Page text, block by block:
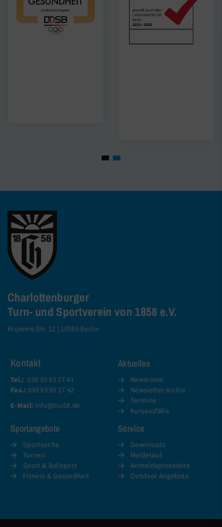
Charlottenburger
Turn- und Sportverein von 1858 e.V.
Krumme Str. 12 | 10585 Berlin
Kontakt
Tel.: 030 93 93 17 41
Fax.:030 93 93 17 42
E-Mail: info@tsv58.de
Aktuelles
Newsroom
Newsletter Archiv
Termine
Kursausfälle
Sportangebote
Sportsuche
Turnen
Sport & Ballsport
Fitness & Gesundheit
Service
Downloads
Meldetool
Anmeldeprozedere
Outdoor Angebote